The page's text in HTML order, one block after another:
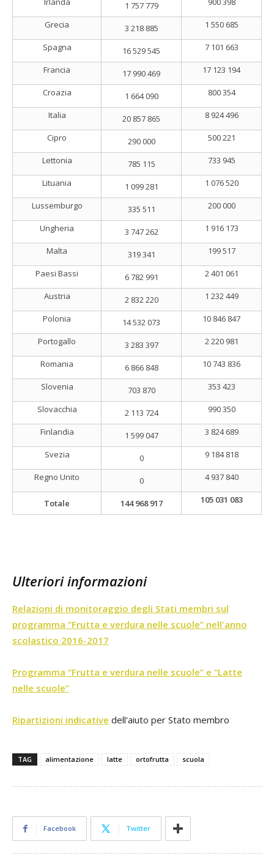
1 757 779
Grecia 3 218 885 1 550 685
Spagna 16 529 545 7 101 663
Francia 17 990 469 17 123 194
Croazia 1 664 090 800 354
Italia 20 857 865 8 924 496
Cipro 290 000 500 221
Lettonia 785 115 733 945
Lituania 1 099 281 1 076 520
Lussemburgo 335 511 200 000
Ungheria 3 747 262 1 916 173
Malta 319 341 199 517
Paesi Bassi 6 782 991 2 401 061
Austria 2 832 220 1 232 449
Polonia 14 532 073 10 846 847
Portogallo 3 283 397 2 220 981
Romania 6 866 848 10 743 836
Slovenia 703 870 353 423
Slovacchia 2 113 724 990 350
Finlandia 1 599 047 3 824 689
Svezia 0 9 184 818
Regno Unito 0 4 937 840
Totale 144 968 917 105 031 083
Ulteriori informazioni
Relazioni di monitoraggio degli Stati membri sul
programma “Frutta e verdura nelle scuole” nell'anno
scolastico 2016-2017
Programma “Frutta e verdura nelle scuole” e “Latte
nelle scuole”
Ripartizioni indicative dell'aiuto per Stato membro
TAG alimentazione latte ortofrutta scuola
Facebook Twitter